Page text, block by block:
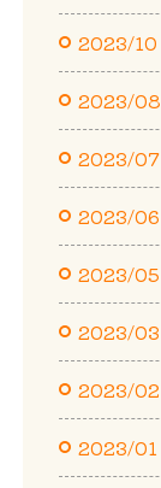
2023/10
2023/08
2023/07
2023/06
2023/05
2023/03
2023/02
2023/01